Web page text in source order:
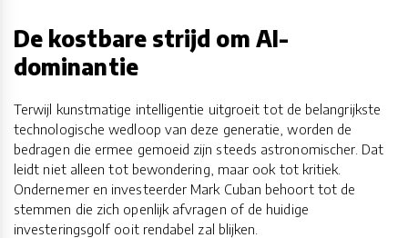
De kostbare strijd om AI-
dominantie
Terwijl kunstmatige intelligentie uitgroeit tot de belangrijkste
technologische wedloop van deze generatie, worden de
bedragen die ermee gemoeid zijn steeds astronomischer. Dat
leidt niet alleen tot bewondering, maar ook tot kritiek.
Ondernemer en investeerder Mark Cuban behoort tot de
stemmen die zich openlijk afvragen of de huidige
investeringsgolf ooit rendabel zal blijken.